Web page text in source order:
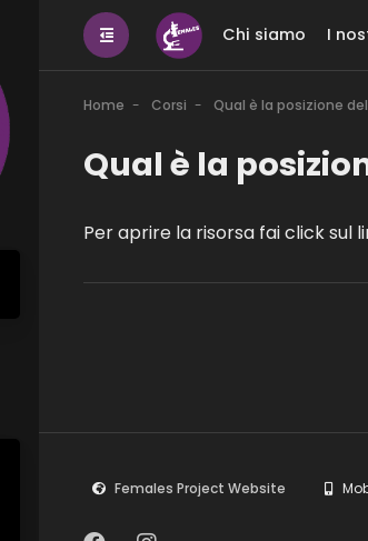
Chi siamo I
Home Corsi Qual è la posizione
Qual è la
Per aprire la risorsa fai click sul
Females Project Website